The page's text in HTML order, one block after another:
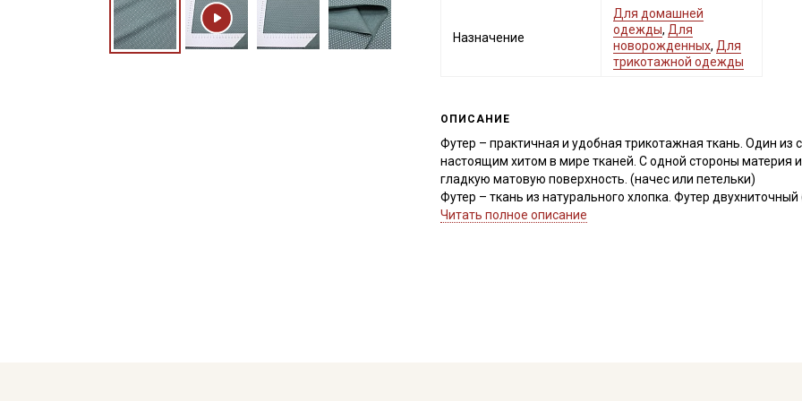
Назначение
Для домашней
одежды, Для
новорожденных, Для
трикотажной одежды
ОПИСАНИЕ
Футер – практичная и удобная трикотажная ткань. Один
настоящим хитом в мире тканей. С одной стороны материя
гладкую матовую поверхность. (начес или петельки)
Футер – ткань из натурального хлопка. Футер
Материал не ткут, а именно переплетают, вяжут
Читать полное описание